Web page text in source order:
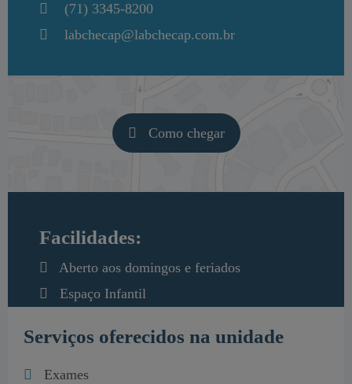
(71) 3345-8200
labchecap@labchecap.com.br
Como chegar
Facilidades:
Aberto aos domingos e feriados
Espaço Infantil
Manobrista
Serviços oferecidos na unidade
Exames